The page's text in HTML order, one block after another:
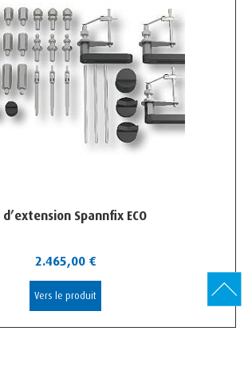
Spannfix ECO
2.465,00 €
Vers le produit